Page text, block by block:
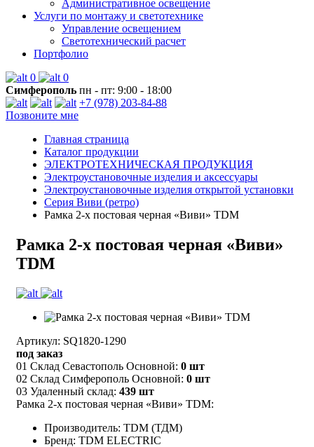
Административное освещение
Услуги по монтажу и светотехнике
Управление освещением
Светотехнический расчет
Портфолио
0
0
Симферополь пн - пт: 9:00 - 18:00
+7 (978) 203-84-88
Позвоните мне
Главная страница
Каталог продукции
ЭЛЕКТРОТЕХНИЧЕСКАЯ ПРОДУКЦИЯ
Электроустановочные изделия и аксессуары
Электроустановочные изделия открытой установки
Серия Виви (ретро)
Рамка 2-х постовая черная «Виви» TDM
Рамка 2-х постовая черная «Виви»
TDM
Артикул: SQ1820-1290
под заказ
01 Склад Севастополь Основной: 0 шт
02 Склад Симферополь Основной: 0 шт
03 Удаленный склад: 439 шт
Рамка 2-х постовая черная «Виви» TDM:
Производитель: TDM (ТДМ)
Бренд: TDM ELECTRIC